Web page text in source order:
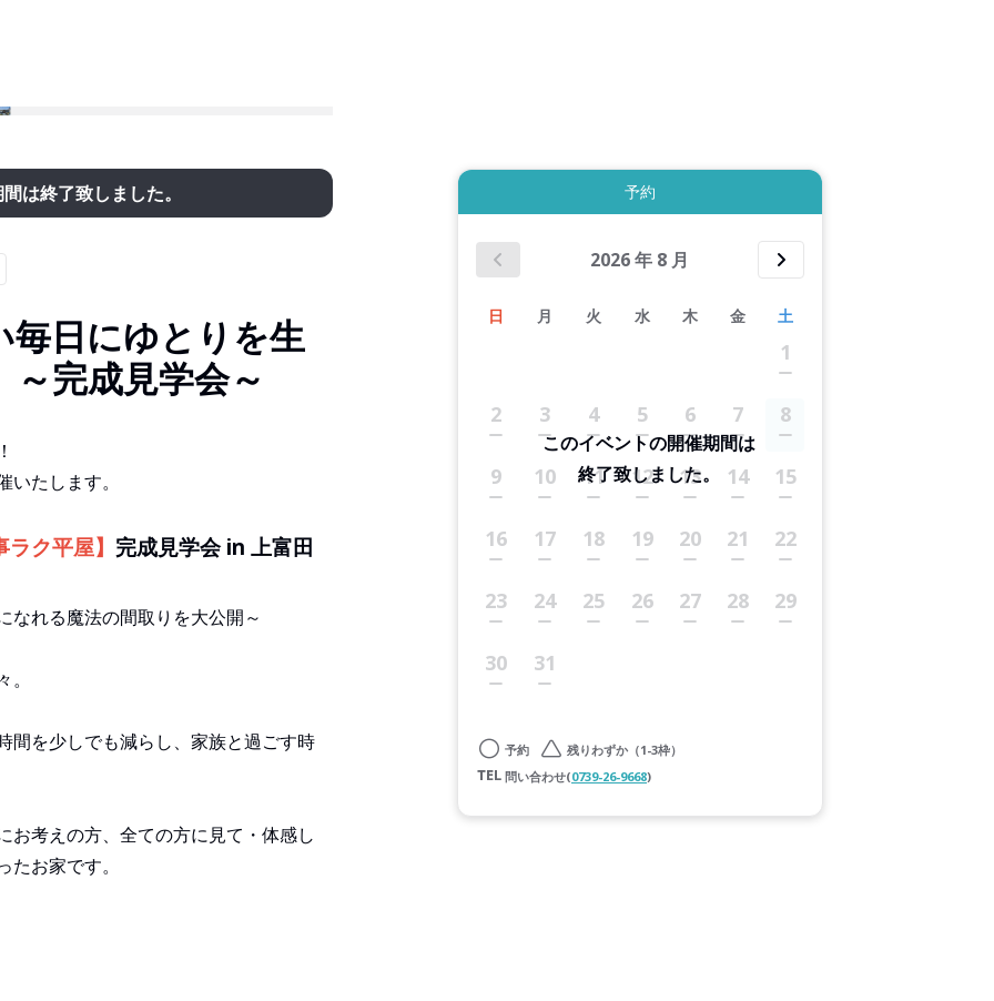
は終了致しました。
日にゆとりを生
完成見学会～
たします。
ク平屋】 完成見学会 in 上富田
なれる魔法の間取りを大公開～
間を少しでも減らし、家族と過ごす時
お考えの方、全ての方に見て・体感し
お家です。
予約
2026年 8 月
日 月 火 水 木 金 土
1
2 3 4 5 6 7 8
9 10 11 12 13 14 15
16 17 18 19 20 21 22
23 24 25 26 27 28 29
30 31
このイベントの開催期間は
終了致しました。
予約
残りわずか（1-3枠）
問い合わせ(0739-26-9668)